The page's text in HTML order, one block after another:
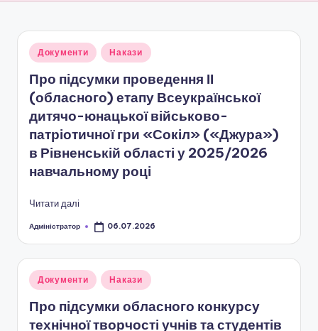
т
р
н
а
ц
і
о
н
а
л
ь
н
о
Опубліковано
Документи Накази
Про підсумки проведення ІІ
(обласного) етапу Всеукраїнської
дитячо-юнацької військово-
патріотичної гри «Сокіл» («Джура»)
в Рівненській області у 2025/2026
навчальному році
Читати далі
Опубліковано
Адміністратор 06.07.2026
Опубліковано
Документи Накази
Про підсумки обласного конкурсу
технічної творчості учнів та студентів